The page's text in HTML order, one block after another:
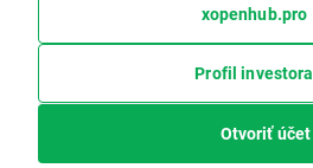
xopenhub.pro
Profil investora
Otvoriť účet